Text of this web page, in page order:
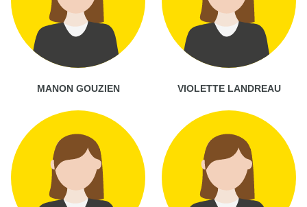
MANON GOUZIEN VIOLETTE LANDREAU